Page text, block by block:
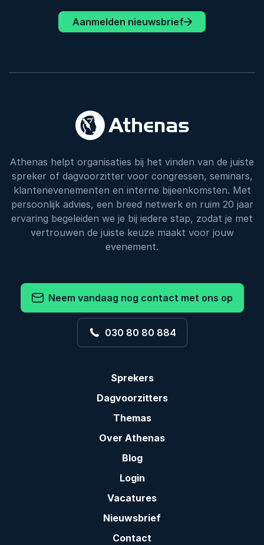
Aanmelden nieuwsbrief
Athenas helpt organisaties bij het vinden van de juiste
spreker of dagvoorzitter voor congressen, seminars,
klantenevenementen en interne bijeenkomsten. Met
persoonlijk advies, een breed netwerk en ruim 20 jaar
ervaring begeleiden we je bij iedere stap, zodat je met
vertrouwen de juiste keuze maakt voor jouw
evenement.
Neem vandaag nog contact met ons op
030 80 80 884
Sprekers
Dagvoorzitters
Themas
Over Athenas
Blog
Login
Vacatures
Nieuwsbrief
Contact